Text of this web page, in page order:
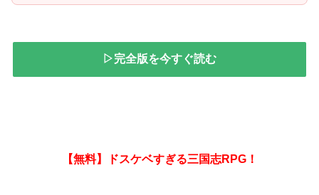
▷完全版を今すぐ読む
【無料】ドスケベすぎる三国志RPG！